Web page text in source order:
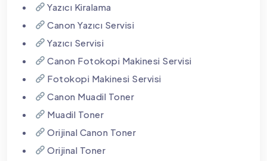
Yazıcı Kiralama
Canon Yazıcı Servisi
Yazıcı Servisi
Canon Fotokopi Makinesi Servisi
Fotokopi Makinesi Servisi
Canon Muadil Toner
Muadil Toner
Orijinal Canon Toner
Orijinal Toner